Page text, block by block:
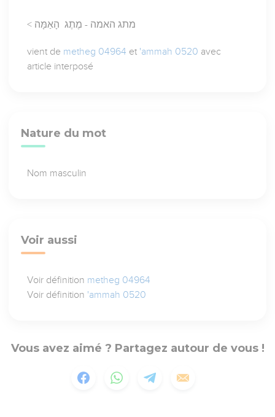
< מתג האמה - מֶתֶג הָאַמָּה
vient de metheg 04964 et 'ammah 0520 avec
article interposé
Nature du mot
Nom masculin
Voir aussi
Voir définition metheg 04964
Voir définition 'ammah 0520
Vous avez aimé ? Partagez autour de vous !